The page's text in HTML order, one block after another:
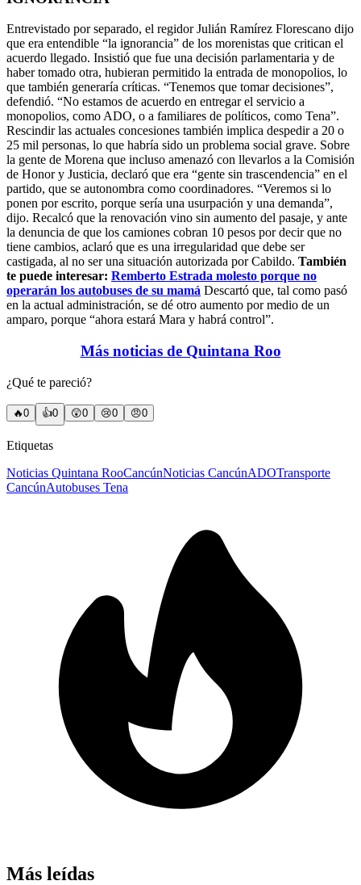
Entrevistado por separado, el regidor Julián Ramírez Florescano dijo
que era entendible “la ignorancia” de los morenistas que critican el
acuerdo llegado. Insistió que fue una decisión parlamentaria y de
haber tomado otra, hubieran permitido la entrada de monopolios, lo
que también generaría críticas. “Tenemos que tomar decisiones”,
defendió. “No estamos de acuerdo en entregar el servicio a
monopolios, como ADO, o a familiares de políticos, como Tena”.
Rescindir las actuales concesiones también implica despedir a 20 o
25 mil personas, lo que habría sido un problema social grave. Sobre
la gente de Morena que incluso amenazó con llevarlos a la Comisión
de Honor y Justicia, declaró que era “gente sin trascendencia” en el
partido, que se autonombra como coordinadores. “Veremos si lo
ponen por escrito, porque sería una usurpación y una demanda”,
dijo. Recalcó que la renovación vino sin aumento del pasaje, y ante
la denuncia de que los camiones cobran 10 pesos por decir que no
tiene cambios, aclaró que es una irregularidad que debe ser
castigada, al no ser una situación autorizada por Cabildo. También
te puede interesar: Remberto Estrada molesto porque no
operarán los autobuses de su mamá Descartó que, tal como pasó
en la actual administración, se dé otro aumento por medio de un
amparo, porque “ahora estará Mara y habrá control”.
Más noticias de Quintana Roo
¿Qué te pareció?
🔥0 👍0 😲0 😢0 😠0
Etiquetas
Noticias Quintana RooCancúnNoticias CancúnADOTransporte
CancúnAutobuses Tena
Más leídas